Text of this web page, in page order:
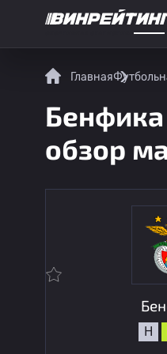
Главная
Бенфика
обзор
Н